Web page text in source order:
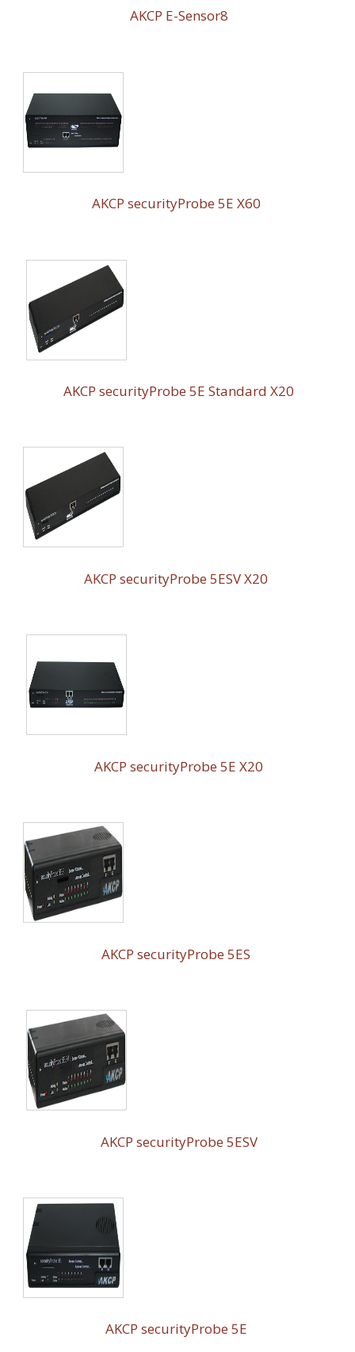
AKCP E-Sensor8
AKCP securityProbe 5E X60
AKCP securityProbe 5E Standard X20
AKCP securityProbe 5ESV X20
AKCP securityProbe 5E X20
AKCP securityProbe 5ES
AKCP securityProbe 5ESV
AKCP securityProbe 5E